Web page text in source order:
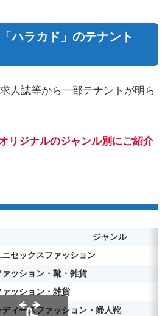
ハラカド」のテナント
人誌等から一部テナントが明ら
リジナルのジャンル別にご紹介
ジャンル
ニセックスファッション
ァッション・靴・雑貨
ァッション・雑貨
ディースファッション・婦人靴